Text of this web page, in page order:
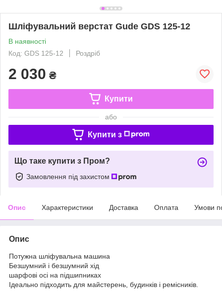
Шліфувальний верстат Gude GDS 125-12
В наявності
Код: GDS 125-12
Роздріб
2 030 ₴
Купити
або
Купити з
Що таке купити з Пром?
Замовлення під захистом
Опис Характеристики Доставка Оплата Умови
Опис
Потужна шліфувальна машина
Безшумний і безшумний хід
шарфові осі на підшипниках
Ідеально підходить для майстерень, будинків і ремісників.